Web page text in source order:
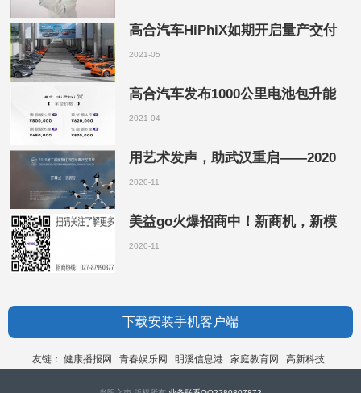
高合汽车HiPhiX如期开启量产交付
2021-05
高合汽车发布1000公里电池包升能
2021-04
用艺术发声，助武汉重启——2020
2020-11
美益go火爆招商中！新商机，新模
2020-11
下载安装手机客户端
友链： 健康播报网 青春娱乐网 明溪信息港 家庭教育网 高新科技